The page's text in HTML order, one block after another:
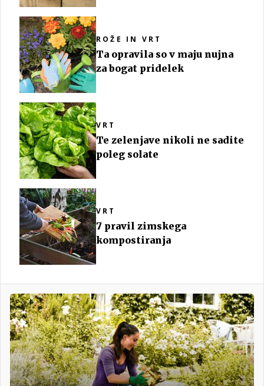
ROŽE IN VRT
Ta opravila so v maju nujna
za bogat pridelek
VRT
Te zelenjave nikoli ne sadite
poleg solate
VRT
7 pravil zimskega
kompostiranja